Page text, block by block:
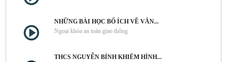
NHỮNG BÀI HỌC BỔ ÍCH VỀ VĂN...
Ngoại khóa an toàn giao thông
THCS NGUYỄN BỈNH KHIÊM HÌNH...